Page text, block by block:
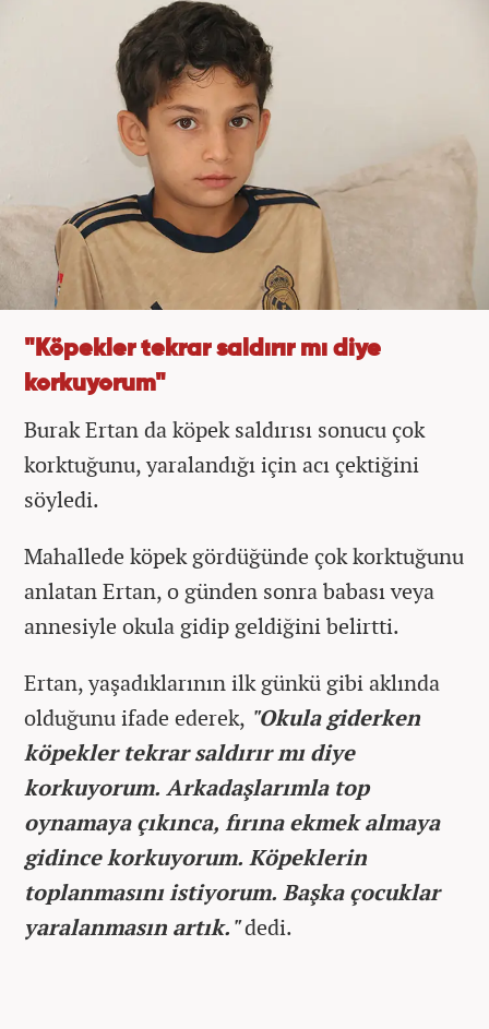
"Köpekler tekrar saldırır mı diye
korkuyorum"
Burak Ertan da köpek saldırısı sonucu çok
korktuğunu, yaralandığı için acı çektiğini
söyledi.
Mahallede köpek gördüğünde çok korktuğunu
anlatan Ertan, o günden sonra babası veya
annesiyle okula gidip geldiğini belirtti.
Ertan, yaşadıklarının ilk günkü gibi aklında
olduğunu ifade ederek, "Okula giderken
köpekler tekrar saldırır mı diye
korkuyorum. Arkadaşlarımla top
oynamaya çıkınca, fırına ekmek almaya
gidince korkuyorum. Köpeklerin
toplanmasını istiyorum. Başka çocuklar
yaralanmasın artık."dedi.